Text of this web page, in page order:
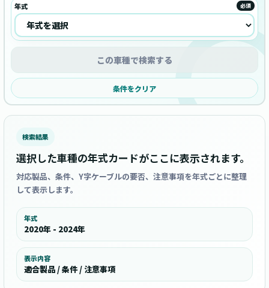
年式 必須
この車種で検索する
条件をクリア
検索結果
選択した車種の年式カードがここに表示されます。
対応製品、条件、Y字ケーブルの要否、注意事項を年式ごとに整理
して表示します。
年式
2020年 - 2024年
表示内容
適合製品 / 条件 / 注意事項